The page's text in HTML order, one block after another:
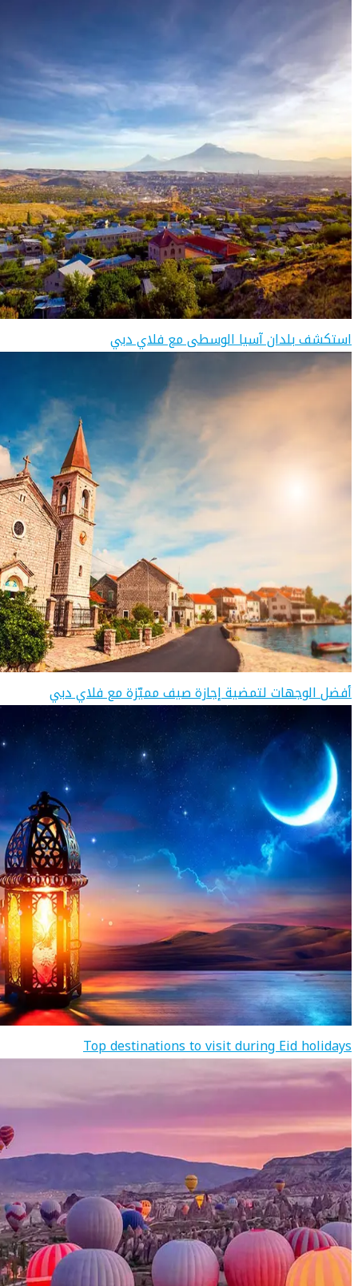
استكشف بلدان آسيا الوسطى مع فلاي دبي
أفضل الوجهات لتمضية إجازة صيف مميّزة مع فلاي دبي
Top destinations to visit during Eid holidays